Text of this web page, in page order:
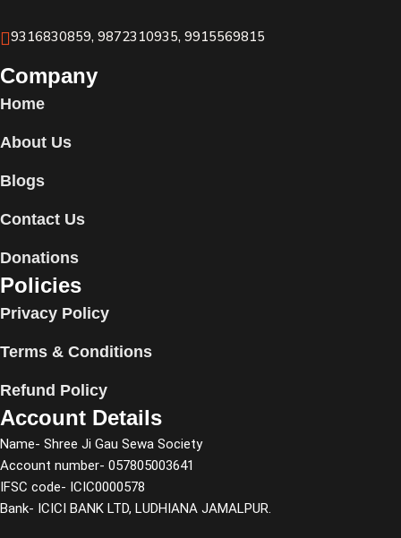
9316830859, 9872310935, 9915569815
Company
Home
About Us
Blogs
Contact Us
Donations
Policies
Privacy Policy
Terms & Conditions
Refund Policy
Account Details
Name- Shree Ji Gau Sewa Society
Account number- 057805003641
IFSC code- ICIC0000578
Bank- ICICI BANK LTD, LUDHIANA JAMALPUR.